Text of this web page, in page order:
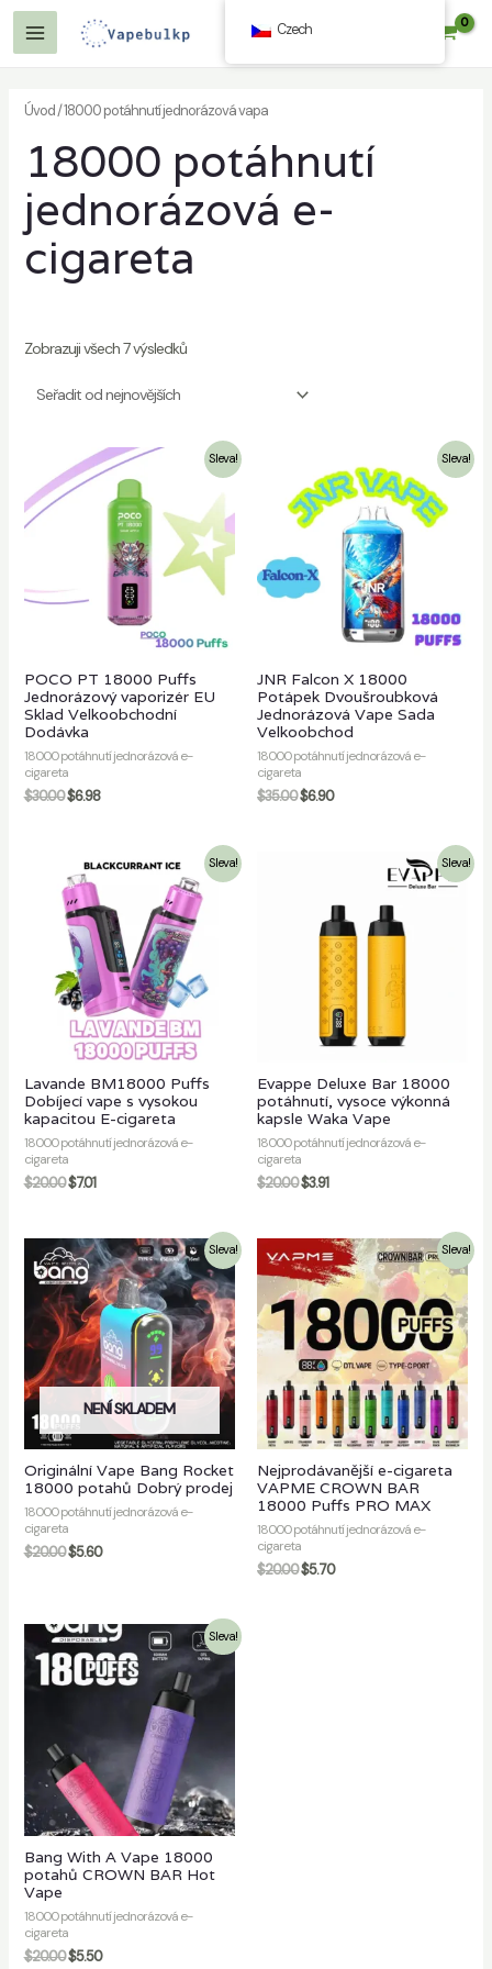
Přeskočit
Hlavní
Úvod/ 18000 potáhnutí jednorázová vapa
18000 potáhnutí
jednorázová e-
cigareta
Zobrazuji všech 7 výsledků
Sleva!
POCO PT 18000 Puffs
Jednorázový vaporizér EU
Sklad Velkoobchodní
Dodávka
18000 potáhnutí jednorázová e-
cigareta
$30.00$6.98
Sleva!
JNR Falcon X 18000
Potápek Dvoušroubková
Jednorázová Vape Sada
Velkoobchod
18000 potáhnutí jednorázová e-
cigareta
$35.00$6.90
Sleva!
Lavande BM18000 Puffs
Dobíjecí vape s vysokou
kapacitou E-cigareta
18000 potáhnutí jednorázová e-
cigareta
$20.00$7.01
Sleva!
Evappe Deluxe Bar 18000
potáhnutí, vysoce výkonná
kapsle Waka Vape
18000 potáhnutí jednorázová e-
cigareta
$20.00$3.91
Sleva!
NENÍ SKLADEM
Originální Vape Bang Rocket
18000 potahů Dobrý prodej
18000 potáhnutí jednorázová e-
cigareta
$20.00$5.60
Sleva!
Nejprodávanější e-cigareta
VAPME CROWN BAR
18000 Puffs PRO MAX
18000 potáhnutí jednorázová e-
cigareta
$20.00$5.70
Sleva!
Bang With A Vape 18000
potahů CROWN BAR Hot
Vape
18000 potáhnutí jednorázová e-
cigareta
$20.00$5.50
Czech